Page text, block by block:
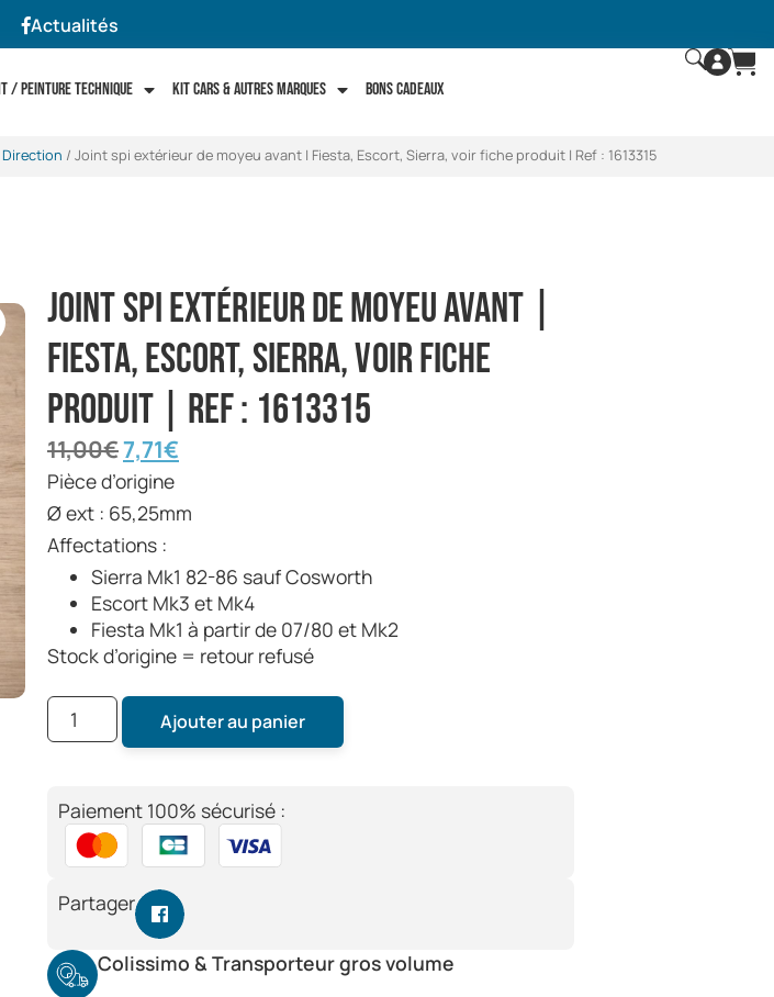
Actualités
/ Peinture technique Kit cars & autres marques Bons Cadeaux
/ Joint spi extérieur de moyeu avant | Fiesta, Escort, Sierra, voir fiche produit | Ref : 1613315
Joint spi extérieur de moyeu avant |
Fiesta, Escort, Sierra, voir fiche
produit | Ref : 1613315
11,00€7,71€
Pièce d’origine
Ø ext : 65,25mm
Affectations :
Sierra Mk1 82-86 sauf Cosworth
Escort Mk3 et Mk4
Fiesta Mk1 à partir de 07/80 et Mk2
Stock d’origine = retour refusé
Ajouter au panier
Paiement 100% sécurisé :
Partager
Colissimo & Transporteur gros volume